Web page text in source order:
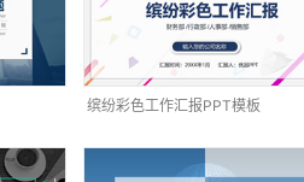
缤纷彩色工作汇报PPT模板